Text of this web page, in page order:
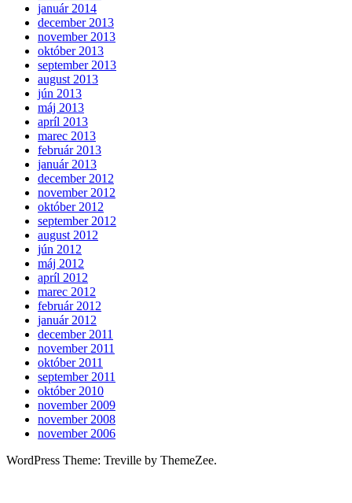
január 2014
december 2013
november 2013
október 2013
september 2013
august 2013
jún 2013
máj 2013
apríl 2013
marec 2013
február 2013
január 2013
december 2012
november 2012
október 2012
september 2012
august 2012
jún 2012
máj 2012
apríl 2012
marec 2012
február 2012
január 2012
december 2011
november 2011
október 2011
september 2011
október 2010
november 2009
november 2008
november 2006
WordPress Theme: Treville by ThemeZee.